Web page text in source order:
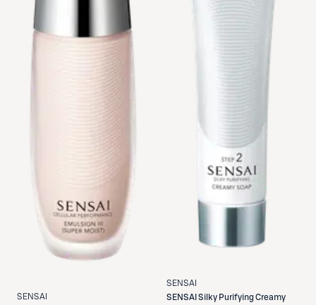
SENSAI
SENSAI
SENSAI Silky Purifying Creamy